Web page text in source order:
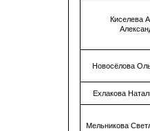
Киселева
Новосёлова
Ехлакова
Мельникова